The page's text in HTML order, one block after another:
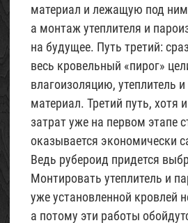
материал и лежащую под
а монтаж утеплителя и
на будущее. Путь третий:
весь кровельный «пирог»
влагоизоляцию, утеплитель
материал. Третий путь, хотя
затрат уже на первом этапе
оказывается экономически
Ведь рубероид придется
Монтировать утеплитель и
уже установленной кровлей
а потому эти работы